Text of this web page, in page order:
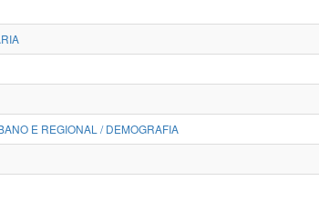
E REGIONAL / DEMOGRAFIA